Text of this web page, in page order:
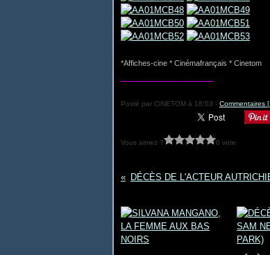
*Affiches-cine * Cinémafrançais * Cinetom
Posté par CINETOM à 18:03 - Commentaires [
Vous aimez ? 0 vote